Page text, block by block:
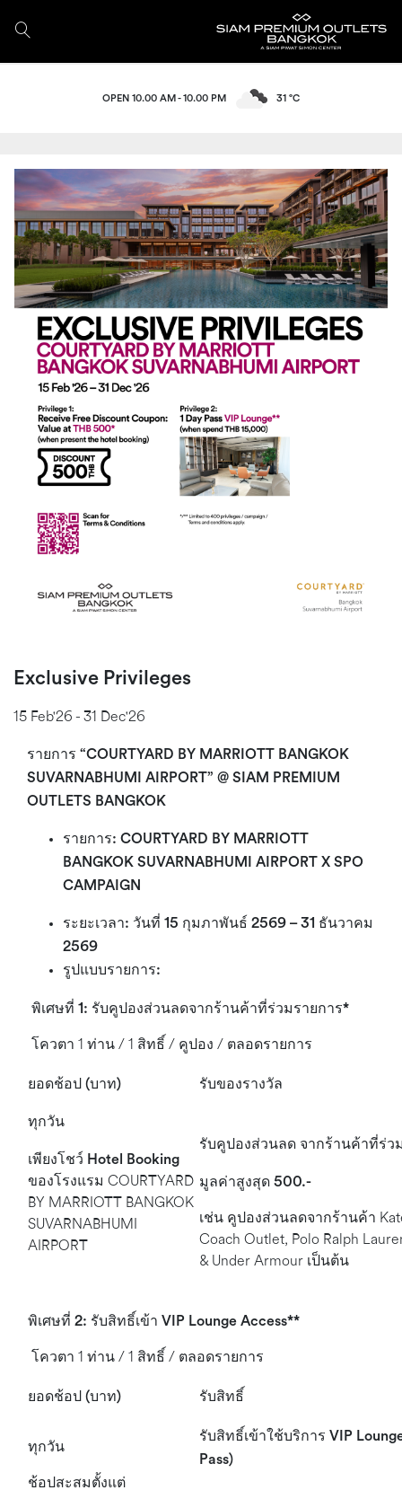
OPEN 10.00 AM - 10.00 PM 31 °C
Exclusive Privileges
15 Feb'26 - 31 Dec'26
รายการ “COURTYARD BY MARRIOTT BANGKOK
SUVARNABHUMI AIRPORT” @ SIAM PREMIUM
OUTLETS BANGKOK
รายการ: COURTYARD BY MARRIOTT
BANGKOK SUVARNABHUMI AIRPORT X SPO
CAMPAIGN
ระยะเวลา: วันที่ 15 กุมภาพันธ์ 2569 – 31 ธันวาคม
2569
รูปแบบรายการ:
พิเศษที่ 1: รับคูปองส่วนลดจากร้านค้าที่ร่วมรายการ*
โควตา 1 ท่าน / 1 สิทธิ์ / คูปอง / ตลอดรายการ
ยอดช้อป (บาท) รับของรางวัล
ทุกวัน
เพียงโชว์ Hotel Booking
ของโรงแรม COURTYARD
BY MARRIOTT BANGKOK
SUVARNABHUMI
AIRPORT
รับคูปองส่วนลด จากร้านค้าที่ร่ว
มูลค่าสูงสุด 500.-
เช่น คูปองส่วนลดจากร้านค้า
Coach Outlet, Polo Ralph
& Under Armour เป็นต้น
พิเศษที่ 2: รับสิทธิ์เข้า VIP Lounge Access**
โควตา 1 ท่าน / 1 สิทธิ์ / ตลอดรายการ
ยอดช้อป (บาท) รับสิทธิ์
ทุกวัน
ช้อปสะสมตั้งแต่
รับสิทธิ์เข้าใช้บริการ VIP
Pass)